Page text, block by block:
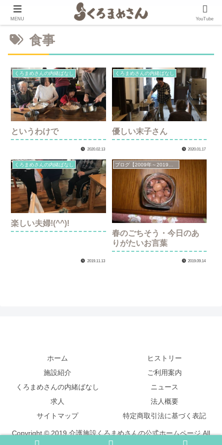
食事
くろまめさんの内緒ばなし
というわけで
2020.02.13
くろまめさんの内緒ばなし
優しい末子さん
2020.01.17
くろまめさんの内緒ばなし
楽しい夫婦!(^^)!
2019.11.13
ブログ【2009年～2019年】
春のごちそう・今日のあ
りがたいお言葉
2019.09.14
ホーム
ヒストリー
施設紹介
ご利用案内
くろまめさんの内緒ばなし
ニュース
求人
法人概要
サイトマップ
特定商取引法に基づく表記
Copyright © 2019 介護施設くろまめさんの公式ホームページ All
MENU YouTube